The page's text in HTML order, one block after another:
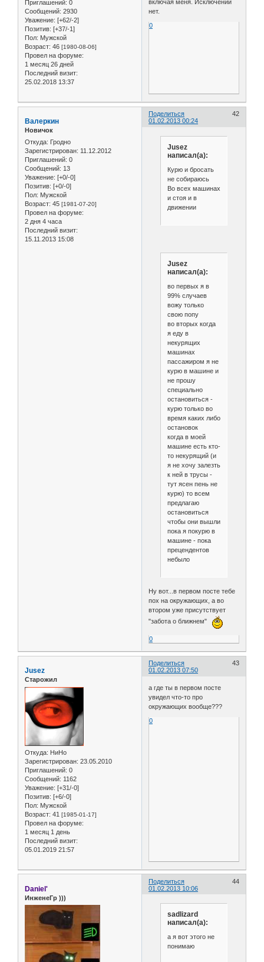
Приглашений: 0
Сообщений: 2930
Уважение: [+62/-2]
Позитив: [+37/-1]
Пол: Мужской
Возраст: 46 [1980-08-06]
Провел на форуме:
1 месяц 26 дней
Последний визит:
25.02.2018 13:37
включая меня. Исключений
нет.
0
Поделиться
42
01.02.2013 00:24
Валеркин
Новичок
Откуда: Гродно
Зарегистрирован: 11.12.2012
Приглашений: 0
Сообщений: 13
Уважение: [+0/-0]
Позитив: [+0/-0]
Пол: Мужской
Возраст: 45 [1981-07-20]
Провел на форуме:
2 дня 4 часа
Последний визит:
15.11.2013 15:08
Jusez
написал(а):
Курю и бросать
не собираюсь
Во всех машинах
и стоя и в
движении
Jusez
написал(а):
во первых я в
99% случаев
вожу только
свою попу
во вторых когда
я еду в
некурящих
машинах
пассажиром я не
курю в машине и
не прошу
специально
остановиться -
курю только во
время каких либо
остановок
когда в моей
машине есть кто-
то некурящий (и
я не хочу залезть
к ней в трусы -
тут ясен пень не
курю) то всем
предлагаю
остановиться
чтобы они вышли
пока я покурю в
машине - пока
прецендентов
небыло
Ну вот...в первом посте тебе
пох на окружающих, а во
втором уже присутствует
"забота о ближнем"
0
Поделиться
43
01.02.2013 07:50
Jusez
Старожил
Откуда: НиНо
Зарегистрирован: 23.05.2010
Приглашений: 0
Сообщений: 1162
Уважение: [+31/-0]
Позитив: [+6/-0]
Пол: Мужской
Возраст: 41 [1985-01-17]
Провел на форуме:
1 месяц 1 день
Последний визит:
05.01.2019 21:57
а где ты в первом посте
увидел что-то про
окружающих вообще???
0
Поделиться
44
01.02.2013 10:06
Daniel'
ИнженеГр )))
sadlizard
написал(а):
а я вот этого не
понимаю